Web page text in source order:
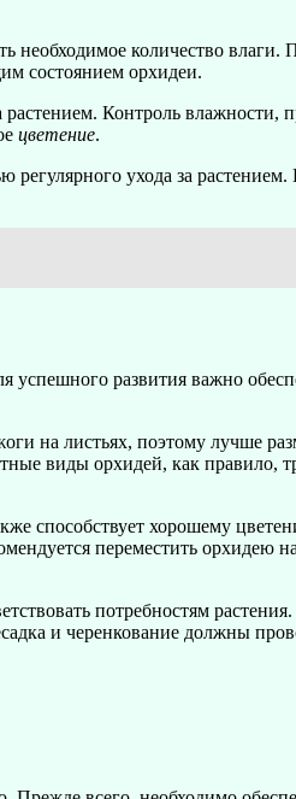
необходимое количество влаги.
состоянием орхидеи.
Контроль влажности,
цветение.
ухода за
успешного развития важно
на листьях, поэтому лучше
виды орхидей, как правило,
способствует хорошему
переместить орхидею
потребностям
и черенкование должны